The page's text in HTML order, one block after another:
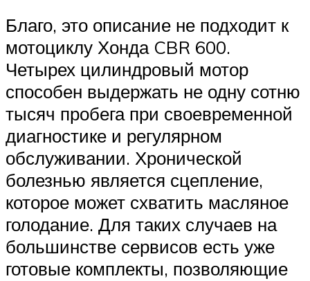
Благо, это описание не подходит к
мотоциклу Хонда CBR 600.
Четырех цилиндровый мотор
способен выдержать не одну сотню
тысяч пробега при своевременной
диагностике и регулярном
обслуживании. Хронической
болезнью является сцепление,
которое может схватить масляное
голодание. Для таких случаев на
большинстве сервисов есть уже
готовые комплекты, позволяющие